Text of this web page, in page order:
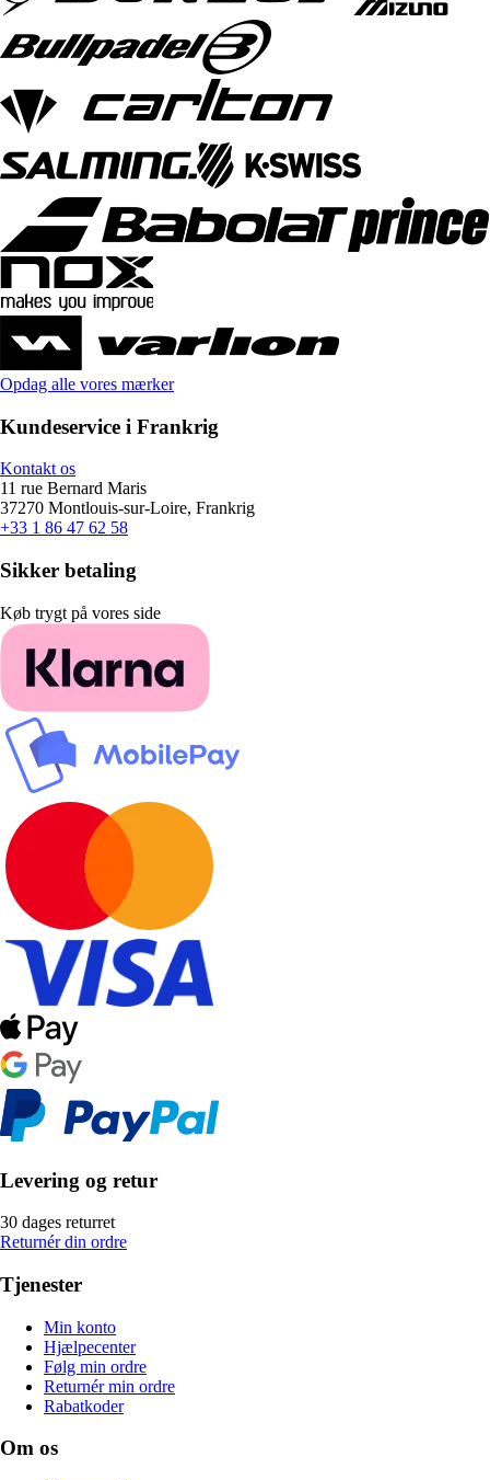
Opdag alle vores mærker
Kundeservice i Frankrig
Kontakt os
11 rue Bernard Maris
37270 Montlouis-sur-Loire, Frankrig
+33 1 86 47 62 58
Sikker betaling
Køb trygt på vores side
Levering og retur
30 dages returret
Returnér din ordre
Tjenester
Min konto
Hjælpecenter
Følg min ordre
Returnér min ordre
Rabatkoder
Om os